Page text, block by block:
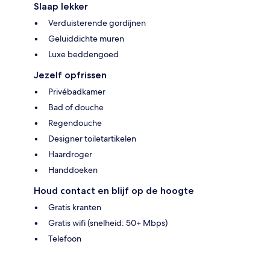
Slaap lekker
Verduisterende gordijnen
Geluiddichte muren
Luxe beddengoed
Jezelf opfrissen
Privébadkamer
Bad of douche
Regendouche
Designer toiletartikelen
Haardroger
Handdoeken
Houd contact en blijf op de hoogte
Gratis kranten
Gratis wifi (snelheid: 50+ Mbps)
Telefoon